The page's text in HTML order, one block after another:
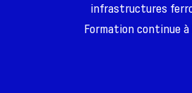
infrastructures
Formation continue à